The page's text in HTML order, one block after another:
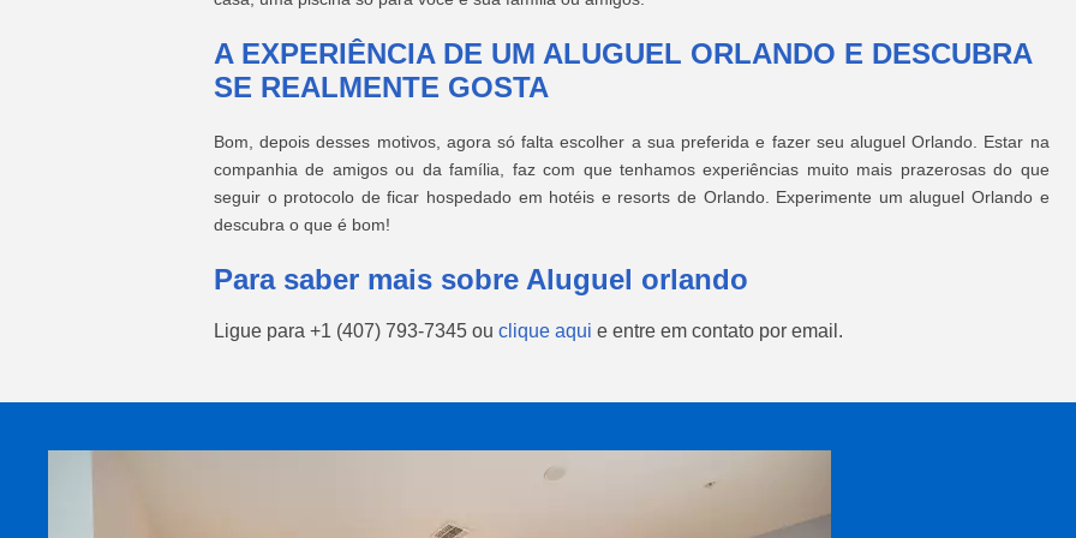
A EXPERIÊNCIA DE UM ALUGUEL ORLANDO E DESCUBRA
SE REALMENTE GOSTA
Bom, depois desses motivos, agora só falta escolher a sua preferida e fazer seu aluguel Orlando. Estar na
companhia de amigos ou da família, faz com que tenhamos experiências muito mais prazerosas do que
seguir o protocolo de ficar hospedado em hotéis e resorts de Orlando. Experimente um aluguel Orlando e
descubra o que é bom!
Para saber mais sobre Aluguel orlando
Ligue para +1 (407) 793-7345 ou clique aqui e entre em contato por email.